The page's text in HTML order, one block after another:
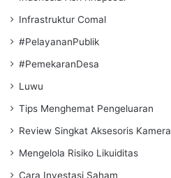
Infrastruktur Comal
#PelayananPublik
#PemekaranDesa
Luwu
Tips Menghemat Pengeluaran
Review Singkat Aksesoris Kamera
Mengelola Risiko Likuiditas
Cara Investasi Saham